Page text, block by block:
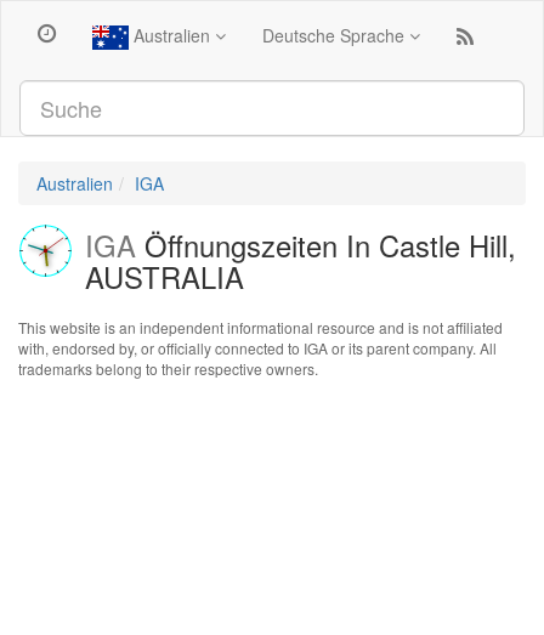
Australien Deutsche Sprache
Australien IGA
IGA Öffnungszeiten In Castle Hill,
AUSTRALIA
This website is an independent informational resource and is not affiliated
with, endorsed by, or officially connected to IGA or its parent company. All
trademarks belong to their respective owners.